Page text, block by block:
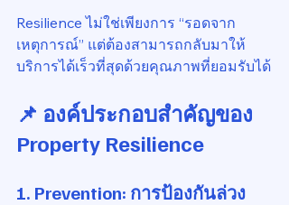
Resilience ไม่ใช่เพียงการ “รอดจาก
เหตุการณ์” แต่ต้องสามารถกลับมาให้
บริการได้เร็วที่สุดด้วยคุณภาพที่ยอมรับได้
📌 องค์ประกอบสำคัญของ
Property Resilience
1. Prevention: การป้องกันล่วง